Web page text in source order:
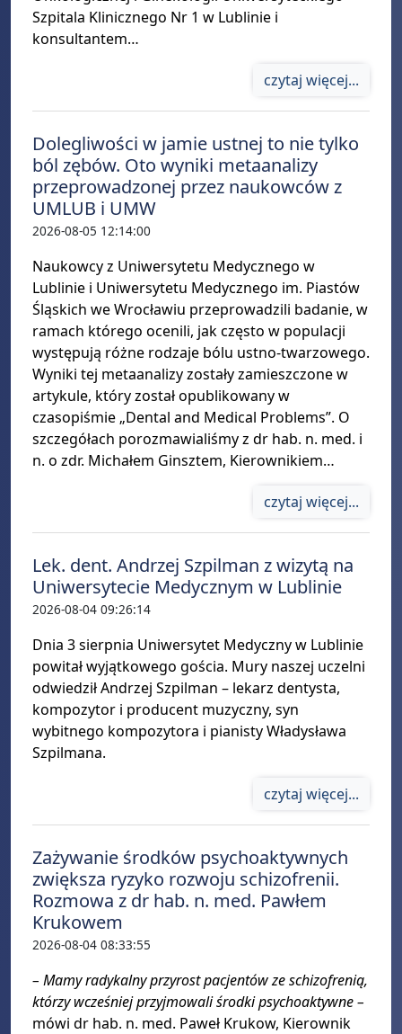
Szpitala Klinicznego Nr 1 w Lublinie i
konsultantem…
czytaj więcej...
Dolegliwości w jamie ustnej to nie tylko
ból zębów. Oto wyniki metaanalizy
przeprowadzonej przez naukowców z
UMLUB i UMW
2026-08-05 12:14:00
Naukowcy z Uniwersytetu Medycznego w
Lublinie i Uniwersytetu Medycznego im. Piastów
Śląskich we Wrocławiu przeprowadzili badanie, w
ramach którego ocenili, jak często w populacji
występują różne rodzaje bólu ustno-twarzowego.
Wyniki tej metaanalizy zostały zamieszczone w
artykule, który został opublikowany w
czasopiśmie „Dental and Medical Problems”. O
szczegółach porozmawialiśmy z dr hab. n. med. i
n. o zdr. Michałem Ginsztem, Kierownikiem…
czytaj więcej...
Lek. dent. Andrzej Szpilman z wizytą na
Uniwersytecie Medycznym w Lublinie
2026-08-04 09:26:14
Dnia 3 sierpnia Uniwersytet Medyczny w Lublinie
powitał wyjątkowego gościa. Mury naszej uczelni
odwiedził Andrzej Szpilman – lekarz dentysta,
kompozytor i producent muzyczny, syn
wybitnego kompozytora i pianisty Władysława
Szpilmana.
czytaj więcej...
Zażywanie środków psychoaktywnych
zwiększa ryzyko rozwoju schizofrenii.
Rozmowa z dr hab. n. med. Pawłem
Krukowem
2026-08-04 08:33:55
– Mamy radykalny przyrost pacjentów ze schizofrenią,
którzy wcześniej przyjmowali środki psychoaktywne –
mówi dr hab. n. med. Paweł Krukow, Kierownik